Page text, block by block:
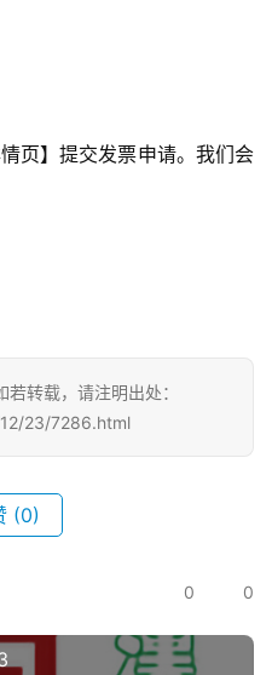
页】提交发票申请。我们会
转载，请注明出处：
23/7286.html
(0)
0 0